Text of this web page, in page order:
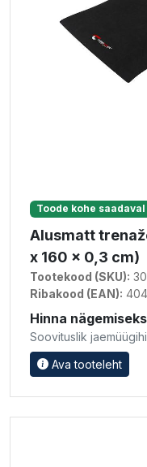
Toode kohe saadaval
Alusmatt
x 160 x 0,3 cm)
Tootekood (SKU):
Ribakood (EAN):
Hinna
Soovituslik
Ava tooteleht